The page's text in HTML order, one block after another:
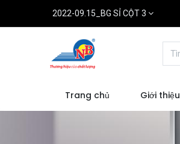
2022-09.15_BG SỈ CỘT 3
Trang chủ Giới thiệu